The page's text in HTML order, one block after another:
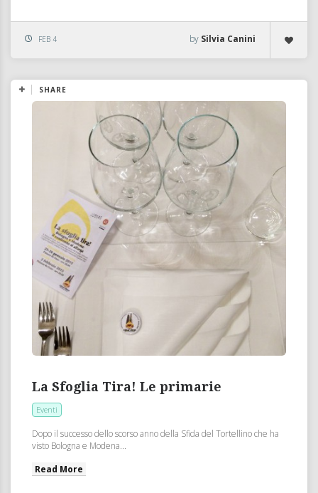
FEB 4 by Silvia Canini
SHARE
La Sfoglia Tira! Le primarie
Eventi
Dopo il successo dello scorso anno della Sfida del Tortellino che ha
visto Bologna e Modena...
Read More